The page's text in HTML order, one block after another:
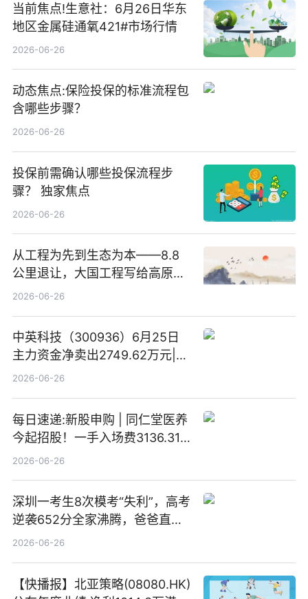
当前焦点!生意社：6月26日华东
地区金属硅通氧421#市场行情
2026-06-26
动态焦点:保险投保的标准流程包
含哪些步骤？
2026-06-26
投保前需确认哪些投保流程步
骤？ 独家焦点
2026-06-26
从工程为先到生态为本——8.8
公里退让，大国工程写给高原生
灵的温柔情书
2026-06-26
中英科技（300936）6月25日
主力资金净卖出2749.62万元|每
日速看
2026-06-26
每日速递:新股申购 | 同仁堂医养
今起招股！一手入场费3136.31
港元
2026-06-26
深圳一考生8次模考“失利”，高考
逆袭652分全家沸腾，爸爸直呼
“没查错吧” 焦点简讯
2026-06-26
【快播报】北亚策略(08080.HK)